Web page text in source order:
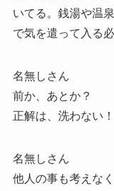
いてる。銭湯や温
で気を遣って入る
名無しさん
前か、あとか？
正解は、洗わない！
名無しさん
他人の事も考えな